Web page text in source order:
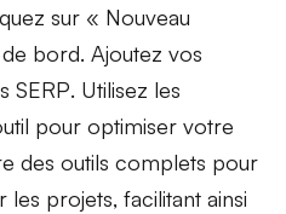
sur « Nouveau
bord. Ajoutez vos
SERP. Utilisez les
pour optimiser votre
des outils complets pour
les projets, facilitant ainsi